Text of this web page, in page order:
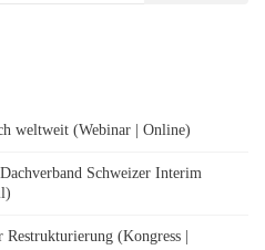
weltweit (Webinar | Online)
Schweizer Interim
(Kongress |